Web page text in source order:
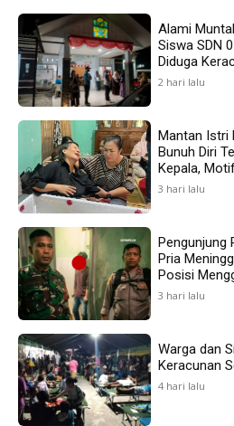
Alami
Siswa SDN
Diduga
2 hari lalu
Mantan Istri
Bunuh Diri
Kepala,
3 hari lalu
Pengunjung
Pria
Posisi
3 hari lalu
Warga dan
Keracunan
4 hari lalu